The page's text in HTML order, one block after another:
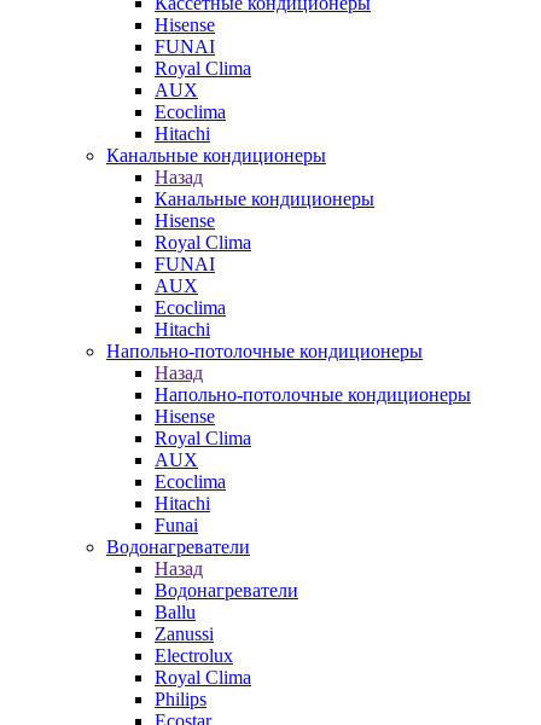
Hisense
FUNAI
Royal Clima
AUX
Ecoclima
Hitachi
Канальные кондиционеры
Назад
Канальные кондиционеры
Hisense
Royal Clima
FUNAI
AUX
Ecoclima
Hitachi
Напольно-потолочные кондиционеры
Назад
Напольно-потолочные кондиционеры
Hisense
Royal Clima
AUX
Ecoclima
Hitachi
Funai
Водонагреватели
Назад
Водонагреватели
Ballu
Zanussi
Electrolux
Royal Clima
Philips
Ecostar